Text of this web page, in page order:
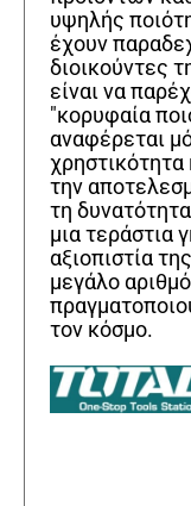
υψηλής
έχουν
διοικούντες
είναι να
"κορυφαία
αναφέρεται
χρηστικότητα
την
τη
μια τεράστια
αξιοπιστία
μεγάλο
τον κόσμο.